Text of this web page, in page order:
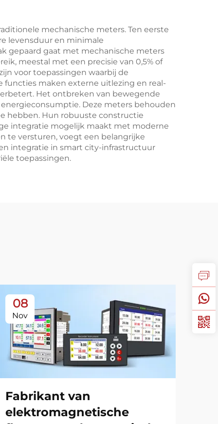
mechanische meters. Ten eerste
levensduur en minimale
gepaard gaat met mechanische meters
meestal met een precisie van 0,5% of
voor toepassingen waarbij de
maken externe uitlezing en real-
Het ontbreken van bewegende
Deze meters behouden
hebben. Hun robuuste constructie
integratie mogelijk maakt met moderne
te versturen, voegt een belangrijke
integratie in smart city-infrastructuur
toepassingen.
08
Nov
Fabrikant van
elektromagnetische